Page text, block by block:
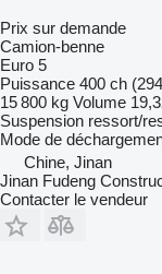
Prix sur demande
Camion-benne
Euro 5
Puissance 400 ch
15 800 kg Volume
Suspension ressort/
Mode de
Chine, Jinan
Jinan Fudeng
Contacter le vendeur